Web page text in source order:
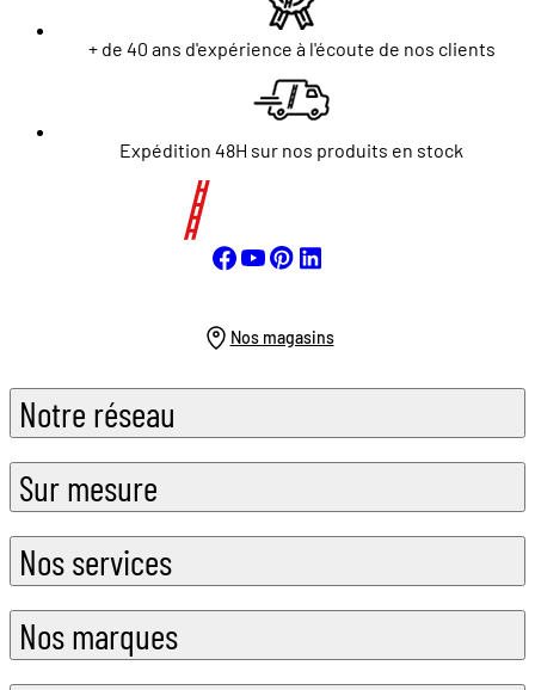
+ de 40 ans d'expérience à l'écoute de nos clients
Expédition 48H sur nos produits en stock
Nos magasins
Notre réseau
Sur mesure
Nos services
Nos marques